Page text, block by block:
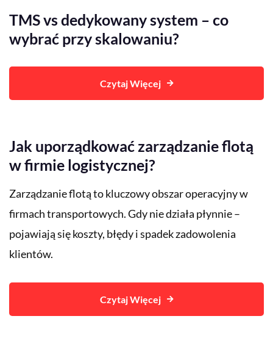
TMS vs dedykowany system – co
wybrać przy skalowaniu?
Czytaj Więcej
Jak uporządkować zarządzanie flotą
w firmie logistycznej?
Zarządzanie flotą to kluczowy obszar operacyjny w
firmach transportowych. Gdy nie działa płynnie –
pojawiają się koszty, błędy i spadek zadowolenia
klientów.
Czytaj Więcej